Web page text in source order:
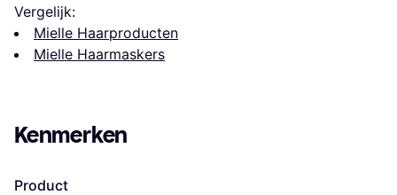
Vergelijk:
Mielle Haarproducten
Mielle Haarmaskers
Kenmerken
Product